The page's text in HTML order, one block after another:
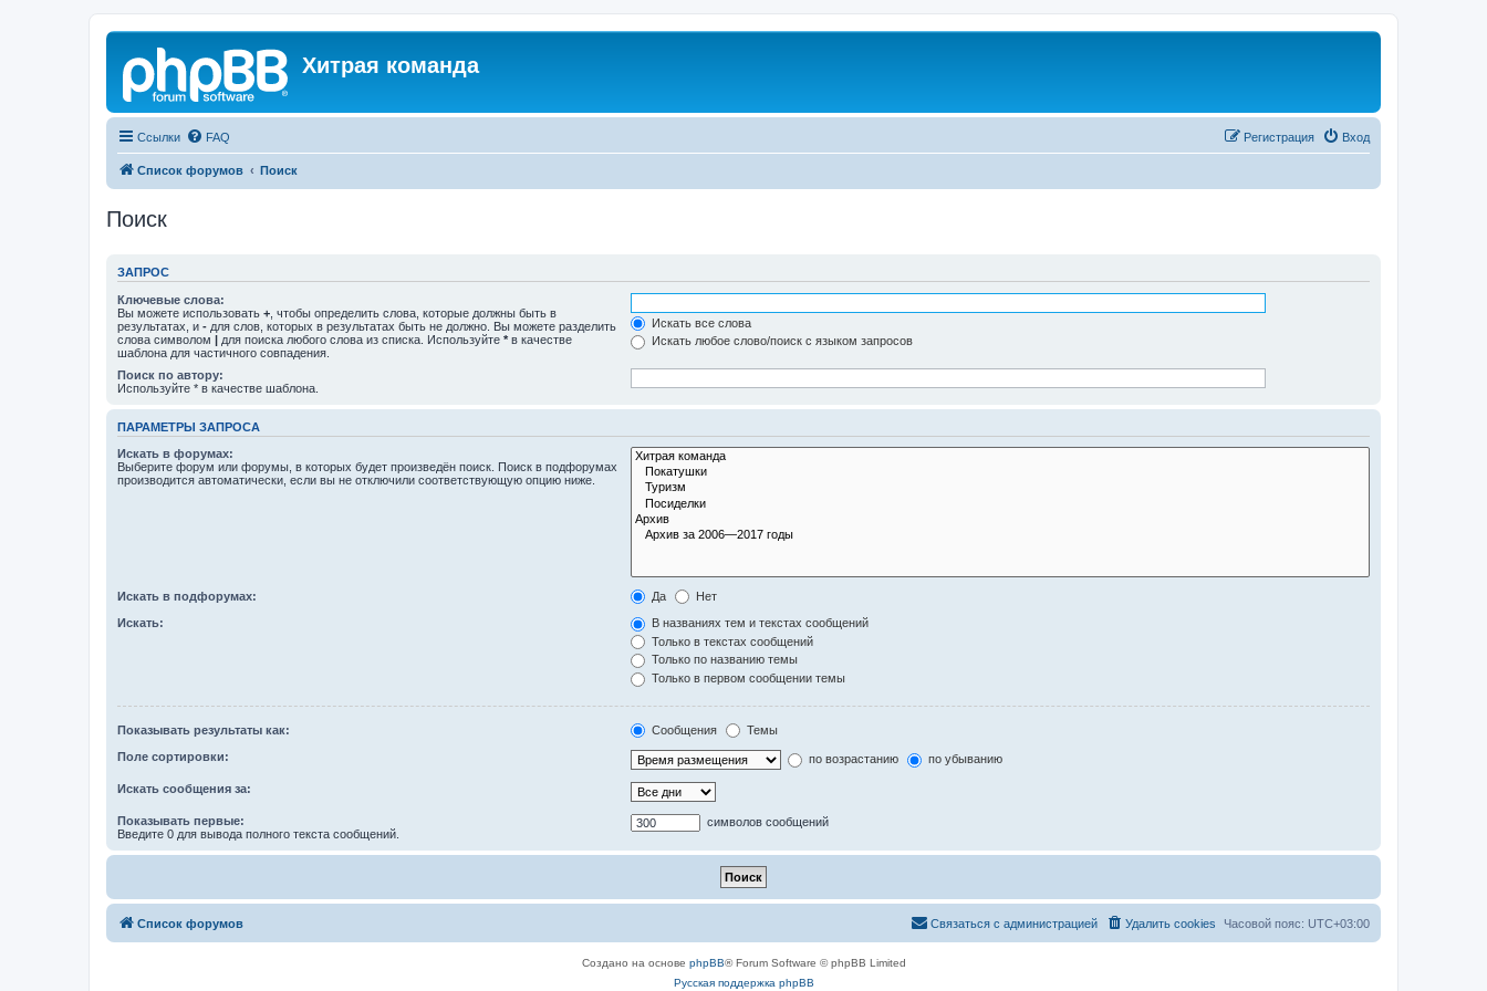
Хитрая команда
Ссылки FAQ Вход
Регистрация
Список форумов Поиск
Поиск
ЗАПРОС
Ключевые слова:
Вы можете использовать + , чтобы определить слова, которые должны быть в
результатах, и - для слов, которых в результатах быть не должно. Вы можете разделить
слова символом | для поиска любого слова из списка. Используйте * в качестве
шаблона для частичного совпадения.
Искать все слова
Искать любое слово/поиск с языком запросов
Поиск по автору:
Используйте * в качестве шаблона.
ПАРАМЕТРЫ ЗАПРОСА
Искать в форумах:
Выберите форум или форумы, в которых будет произведён поиск. Поиск в подфорумах
производится автоматически, если вы не отключили соответствующую опцию ниже.
Искать в подфорумах: Да Нет
Искать:
В названиях тем и текстах сообщений
Только в текстах сообщений
Только по названию темы
Только в первом сообщении темы
Показывать результаты как: Сообщения Темы
Поле сортировки: по возрастанию по убыванию
Искать сообщения за:
Показывать первые:
Введите 0 для вывода полного текста сообщений.
символов сообщений
Список форумов Часовой пояс: UTC+03:00
Удалить cookies
Связаться с администрацией
Создано на основе phpBB® Forum Software © phpBB Limited
Русская поддержка phpBB